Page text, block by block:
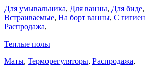
Для умывальника, Для ванны, Для биде,
Встраиваемые, На борт ванны, C
Распродажа,
Теплые полы
Маты, Терморегуляторы, Распродажа,